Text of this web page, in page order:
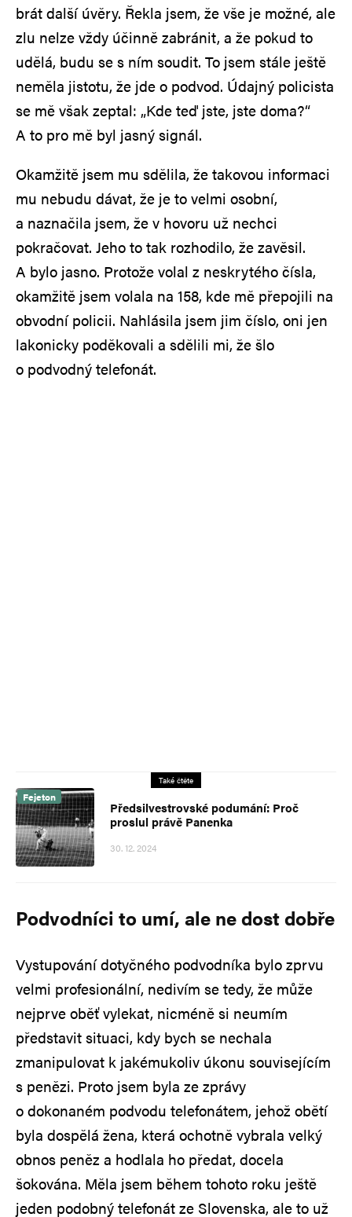
brát další úvěry. Řekla jsem, že vše je možné, ale
zlu nelze vždy účinně zabránit, a že pokud to
udělá, budu se s ním soudit. To jsem stále ještě
neměla jistotu, že jde o podvod. Údajný policista
se mě však zeptal: „Kde teď jste, jste doma?“
A to pro mě byl jasný signál.
Okamžitě jsem mu sdělila, že takovou informaci
mu nebudu dávat, že je to velmi osobní,
a naznačila jsem, že v hovoru už nechci
pokračovat. Jeho to tak rozhodilo, že zavěsil.
A bylo jasno. Protože volal z neskrytého čísla,
okamžitě jsem volala na 158, kde mě přepojili na
obvodní policii. Nahlásila jsem jim číslo, oni jen
lakonicky poděkovali a sdělili mi, že šlo
o podvodný telefonát.
Také čtěte
Fejeton
Předsilvestrovské podumání: Proč
proslul právě Panenka
30. 12. 2024
Podvodníci to umí, ale ne dost dobře
Vystupování dotyčného podvodníka bylo zprvu
velmi profesionální, nedivím se tedy, že může
nejprve oběť vylekat, nicméně si neumím
představit situaci, kdy bych se nechala
zmanipulovat k jakémukoliv úkonu souvisejícím
s penězi. Proto jsem byla ze zprávy
o dokonaném podvodu telefonátem, jehož obětí
byla dospělá žena, která ochotně vybrala velký
obnos peněz a hodlala ho předat, docela
šokována. Měla jsem během tohoto roku ještě
jeden podobný telefonát ze Slovenska, ale to už